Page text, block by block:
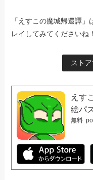
「えすこの魔城帰還譚
レイしてみてくださいね！
スト
えす
絵パ
無料